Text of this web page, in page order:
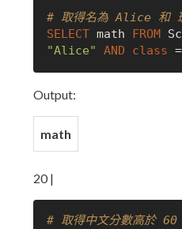
# 取得名為 Alice 和
SELECT math FROM
"Alice"
AND class =
Output:
math
20 |
# 取得中文分數高於